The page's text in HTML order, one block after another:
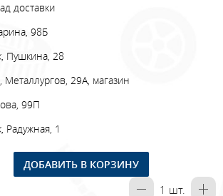
доставки
98Б
Пушкина, 28
Металлургов, 29А, магазин
99П
Радужная, 1
ДОБАВИТЬ В КОРЗИНУ
1 шт.